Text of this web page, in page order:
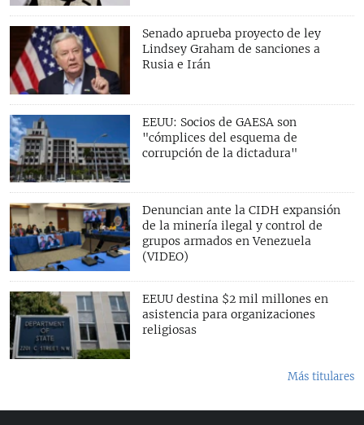
Senado aprueba proyecto de ley
Lindsey Graham de sanciones a
Rusia e Irán
EEUU: Socios de GAESA son
"cómplices del esquema de
corrupción de la dictadura"
Denuncian ante la CIDH expansión
de la minería ilegal y control de
grupos armados en Venezuela
(VIDEO)
EEUU destina $2 mil millones en
asistencia para organizaciones
religiosas
Más titulares